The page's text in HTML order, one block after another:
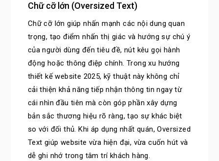
Chữ cỡ lớn (Oversized Text)
Chữ cỡ lớn giúp nhấn mạnh các nội dung quan
trọng, tạo điểm nhấn thị giác và hướng sự chú ý
của người dùng đến tiêu đề, nút kêu gọi hành
động hoặc thông điệp chính. Trong xu hướng
thiết kế website 2025, kỹ thuật này không chỉ
cải thiện khả năng tiếp nhận thông tin ngay từ
cái nhìn đầu tiên mà còn góp phần xây dựng
bản sắc thương hiệu rõ ràng, tạo sự khác biệt
so với đối thủ. Khi áp dụng nhất quán, Oversized
Text giúp website vừa hiện đại, vừa cuốn hút và
dễ ghi nhớ trong tâm trí khách hàng.